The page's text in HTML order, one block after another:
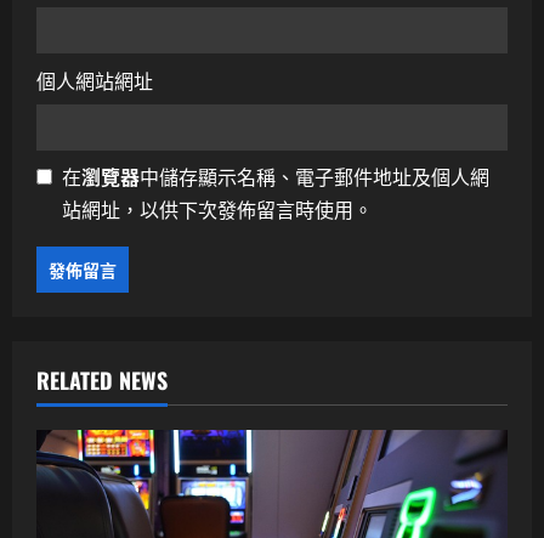
個人網站網址
在瀏覽器中儲存顯示名稱、電子郵件地址及個人網
站網址，以供下次發佈留言時使用。
RELATED NEWS